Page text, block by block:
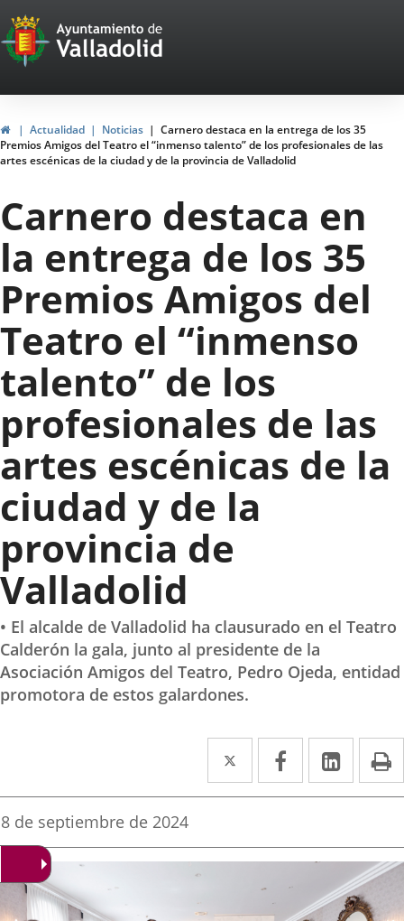
Portal
Web
del
Ayuntamiento
de
Valladolid
HomeActualidad Noticias
Carnero destaca en la entrega de los 35
Premios Amigos del Teatro el “inmenso talento” de los profesionales de las
artes escénicas de la ciudad y de la provincia de Valladolid
Carnero destaca en
la entrega de los 35
Premios Amigos del
Teatro el “inmenso
talento” de los
profesionales de las
artes escénicas de la
ciudad y de la
provincia de
Valladolid
• El alcalde de Valladolid ha clausurado en el Teatro
Calderón la gala, junto al presidente de la
Asociación Amigos del Teatro, Pedro Ojeda, entidad
promotora de estos galardones.
Twitter
Enlace
a
aplicación
Facebook
Enlace
a
aplicación
externa.
Enlace
a
Fecha
la
noticia
8 de septiembre de 2024